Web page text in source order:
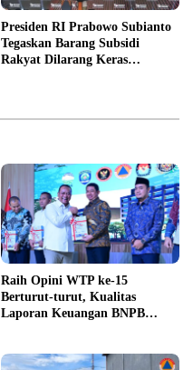
Presiden RI Prabowo Subianto
Tegaskan Barang Subsidi
Rakyat Dilarang Keras
Raih Opini WTP ke-15
Berturut-turut, Kualitas
Laporan Keuangan BNPB